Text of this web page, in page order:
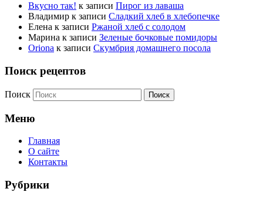
Вкусно так! к записи Пирог из лаваша
Владимир к записи Сладкий хлеб в хлебопечке
Елена к записи Ржаной хлеб с солодом
Марина к записи Зеленые бочковые помидоры
Oriona к записи Скумбрия домашнего посола
Поиск рецептов
Поиск
Меню
Главная
О сайте
Контакты
Рубрики